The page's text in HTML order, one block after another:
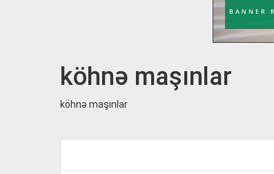
köhnə maşınlar
köhnə maşınlar